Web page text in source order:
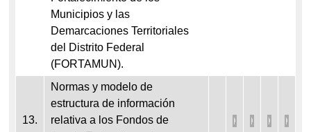
Municipios y las
Demarcaciones Territoriales
del Distrito Federal
(FORTAMUN).
13.
Normas y modelo de
estructura de información
relativa a los Fondos de